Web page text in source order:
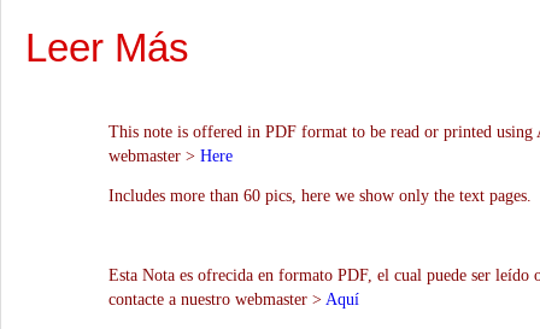
Leer Más
This note is offered in PDF format to be read or printed using
webmaster > Here
Includes more than 60 pics, here we show only the text pages.
Esta Nota es ofrecida en formato PDF, el cual puede ser leído
contacte a nuestro webmaster > Aquí